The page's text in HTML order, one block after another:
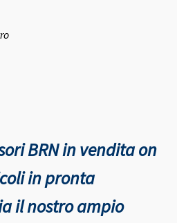
BRN in vendita on
in pronta
il nostro ampio